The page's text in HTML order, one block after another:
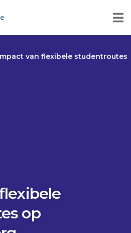
van flexibele studentroutes
op